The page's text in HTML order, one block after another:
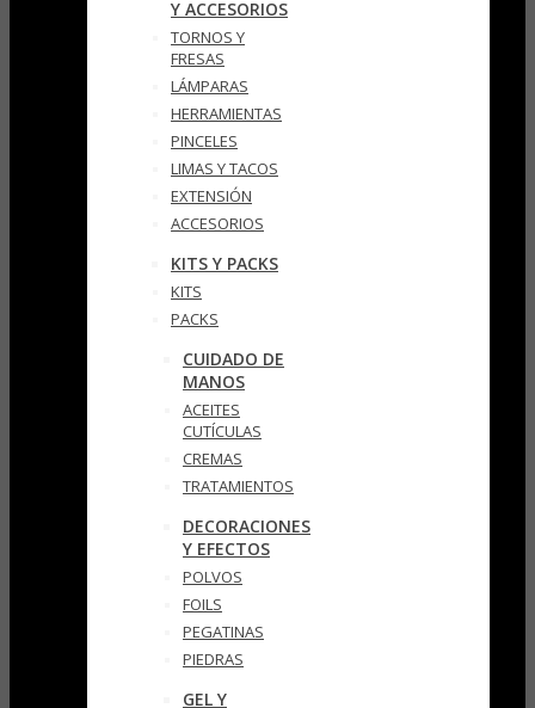
Y ACCESORIOS
TORNOS Y
FRESAS
LÁMPARAS
HERRAMIENTAS
PINCELES
LIMAS Y TACOS
EXTENSIÓN
ACCESORIOS
KITS Y PACKS
KITS
PACKS
CUIDADO DE
MANOS
ACEITES
CUTÍCULAS
CREMAS
TRATAMIENTOS
DECORACIONES
Y EFECTOS
POLVOS
FOILS
PEGATINAS
PIEDRAS
GEL Y